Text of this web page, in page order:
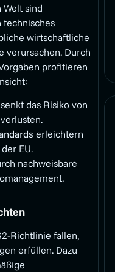
sind
wirtschaftliche
verursachen. Durch
profitieren
das Risiko von
erleichtern
EU.
nachweisbare
Richtlinie fallen,
erfüllen. Dazu